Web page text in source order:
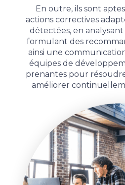
En outre, ils sont
actions correctives
détectées, en
formulant des
ainsi une
équipes de
prenantes pour
améliorer